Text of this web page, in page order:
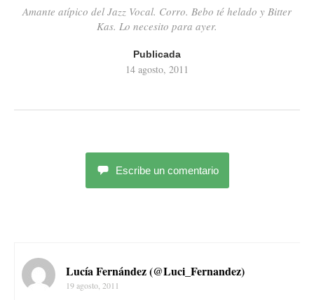
Amante atípico del Jazz Vocal. Corro. Bebo té helado y Bitter
Kas. Lo necesito para ayer.
Publicada
14 agosto, 2011
Escribe un comentario
Lucía Fernández (@Luci_Fernandez)
19 agosto, 2011